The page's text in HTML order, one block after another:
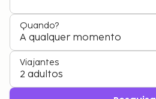
Quando?
A qualquer momento
Viajantes
2 adultos